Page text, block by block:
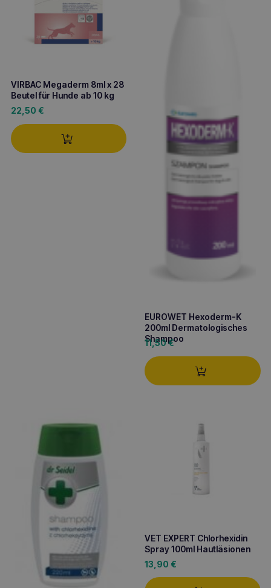
VIRBAC Megaderm 8ml x 28
Beutel für Hunde ab 10 kg
22,50 €
EUROWET Hexoderm-K
200ml Dermatologisches
Shampoo
11,50€
VET EXPERT Chlorhexidin
Spray 100ml Hautläsionen
13,90 €